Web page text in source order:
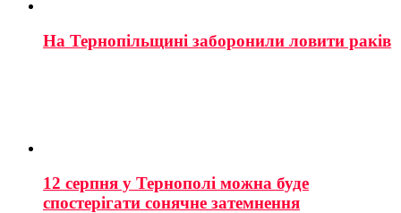
На Тернопільщині заборонили ловити раків
12 серпня у Тернополі можна буде
спостерігати сонячне затемнення